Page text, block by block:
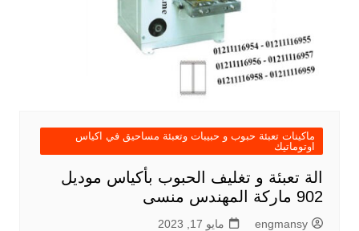
ماكينات تعبئة حبوب و حبيبات وتعبئة مساحيق في اكياس
اوتوماتيك
الة تعبئة و تغليف الحبوب بأكياس موديل
902 ماركة المهندس منسى
engmansy مايو 17, 2023